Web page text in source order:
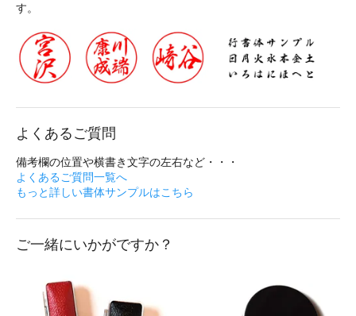
す。
よくあるご質問
備考欄の位置や横書き文字の左右など・・・
よくあるご質問一覧へ
もっと詳しい書体サンプルはこちら
ご一緒にいかがですか？